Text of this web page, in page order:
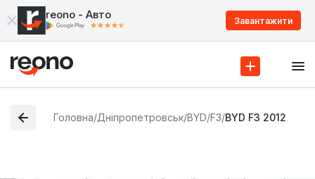
reono - Авто Завантажити
Головна/Дніпропетровськ/BYD/F3/BYD F3 2012